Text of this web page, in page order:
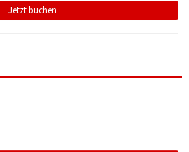
Jetzt buchen